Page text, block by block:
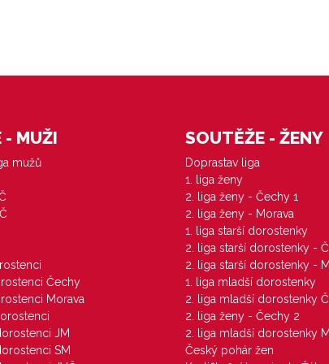
- MUŽI
mužů
Čechy
Morava
JM
SM
SOUTĚŽE - ŽENY
Doprastav liga
1. liga ženy
2. liga ženy - Čechy 1
2. liga ženy - Morava
1. liga starší dorostenky
2. liga starší dorostenky -
2. liga starší dorostenky -
1. liga mladší dorostenky
2. liga mladší dorostenky
2. liga ženy - Čechy 2
2. liga mladší dorostenky
Český pohár žen